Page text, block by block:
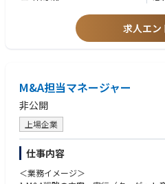
■この仕事で得られるもの
・FMCGを中心として、国内外の多様
・社内外の多様なネットワークを拡大
■おすすめポイント
・会社のステージ毎に直面する様々な
る貴重な経験を得られます
・チームメンバーとともに多様な知見
得られない成長・学習スピードを得られ
・海外企業との事業開発に携わること
■歓迎要件
・コンサルティングファームでの事業
・事業会社にて事業立ち上げ、経営企
■経歴
・コンサルティングファームでの事業
・事業会社にて事業立ち上げ、経営企
売却経験
・金融会社にてアナリスト、投資銀行
・FMCG領域での業務経験
■人物像​
求人エン
M&A担当マネージャー
非公開
上場企業
仕事内容
​​＜業務イメージ＞​